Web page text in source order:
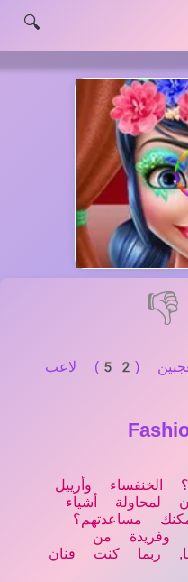
🔍
👎
(52) لاعب
الخنفساء وأرييل
لمحاولة أشياء
مساعدتهم؟
وفريدة من
ربما كنت فنان